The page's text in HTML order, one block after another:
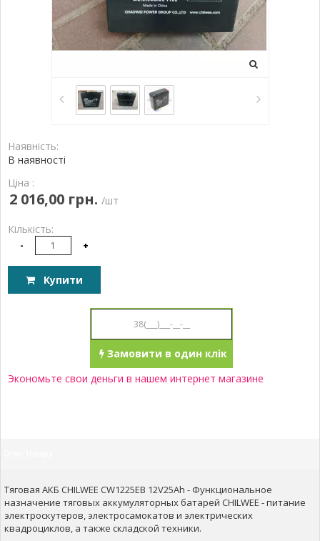
Наявність:
В наявності
Ціна :
2 016,00 грн. /шт
Кількість:
- +
Купити
Замовити в один клік
Экономьте свои деньги в нашем интернет магазине
Тяговая АКБ CHILWEE CW1225EB 12V25Ah - Функциональное
назначение тяговых аккумуляторных батарей CHILWEE - питание
электроскутеров, электросамокатов и электрических
квадроциклов, а также складской техники.